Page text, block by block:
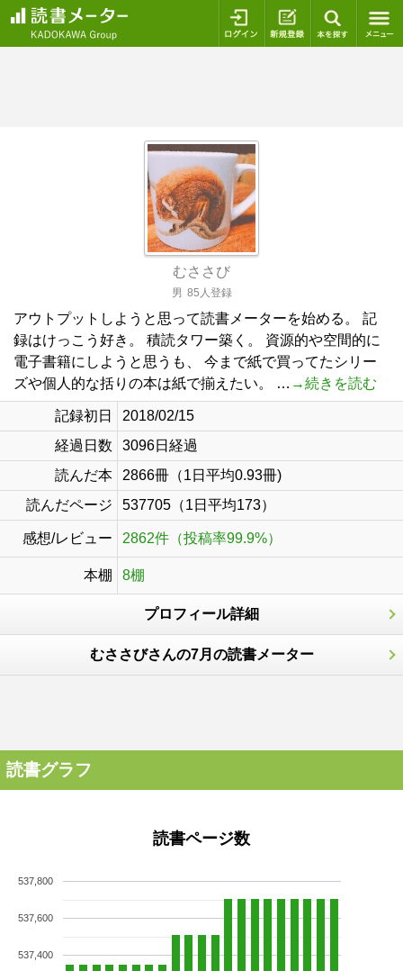
ログイン 新規登録
むささび
男 85人登録
アウトプットしようと思って読書メーターを始める。 記
録はけっこう好き。 積読タワー築く。 資源的や空間的に
電子書籍にしようと思うも、 今まで紙で買ってたシリー
ズや個人的な括りの本は紙で揃えたい。 … →続きを読む
記録初日
2018/02/15
経過日数
3096日経過
読んだ本
2866冊（1日平均0.93冊)
読んだページ
537705（1日平均173）
感想/レビュー 2862件（投稿率99.9%）
本棚 8棚
プロフィール詳細
むささびさんの7月の読書メーター
読書グラフ
読書ページ数
537,400
537,600
537,800